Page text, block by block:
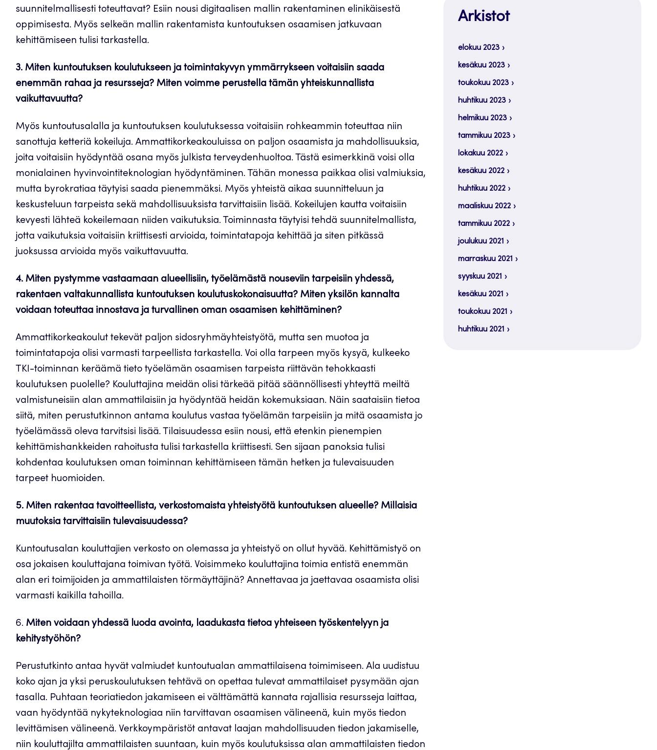
suunnitelmallisesti toteuttavat? Esiin nousi digitaalisen mallin rakentaminen elinikäisestä
oppimisesta. Myös selkeän mallin rakentamista kuntoutuksen osaamisen jatkuvaan
kehittämiseen tulisi tarkastella.
3. Miten kuntoutuksen koulutukseen ja toimintakyvyn ymmärrykseen voitaisiin saada
enemmän rahaa ja resursseja? Miten voimme perustella tämän yhteiskunnallista
vaikuttavuutta?
Myös kuntoutusalalla ja kuntoutuksen koulutuksessa voitaisiin rohkeammin toteuttaa niin
sanottuja ketteriä kokeiluja. Ammattikorkeakouluissa on paljon osaamista ja mahdollisuuksia,
joita voitaisiin hyödyntää osana myös julkista terveydenhuoltoa. Tästä esimerkkinä voisi olla
monialainen hyvinvointiteknologian hyödyntäminen. Tähän monessa paikkaa olisi valmiuksia,
mutta byrokratiaa täytyisi saada pienemmäksi. Myös yhteistä aikaa suunnitteluun ja
keskusteluun tarpeista sekä mahdollisuuksista tarvittaisiin lisää. Kokeilujen kautta voitaisiin
kevyesti lähteä kokeilemaan niiden vaikutuksia. Toiminnasta täytyisi tehdä suunnitelmallista,
jotta vaikutuksia voitaisiin kriittisesti arvioida, toimintatapoja kehittää ja siten pitkässä
juoksussa arvioida myös vaikuttavuutta.
4. Miten pystymme vastaamaan alueellisiin, työelämästä nouseviin tarpeisiin yhdessä,
rakentaen valtakunnallista kuntoutuksen koulutuskokonaisuutta? Miten yksilön kannalta
voidaan toteuttaa innostava ja turvallinen oman osaamisen kehittäminen?
Ammattikorkeakoulut tekevät paljon sidosryhmäyhteistyötä, mutta sen muotoa ja
toimintatapoja olisi varmasti tarpeellista tarkastella. Voi olla tarpeen myös kysyä, kulkeeko
TKI-toiminnan keräämä tieto työelämän osaamisen tarpeista riittävän tehokkaasti
koulutuksen puolelle? Kouluttajina meidän olisi tärkeää pitää säännöllisesti yhteyttä meiltä
valmistuneisiin alan ammattilaisiin ja hyödyntää heidän kokemuksiaan. Näin saataisiin tietoa
siitä, miten perustutkinnon antama koulutus vastaa työelämän tarpeisiin ja mitä osaamista jo
työelämässä oleva tarvitsisi lisää. Tilaisuudessa esiin nousi, että etenkin pienempien
kehittämishankkeiden rahoitusta tulisi tarkastella kriittisesti. Sen sijaan panoksia tulisi
kohdentaa koulutuksen oman toiminnan kehittämiseen tämän hetken ja tulevaisuuden
tarpeet huomioiden.
5. Miten rakentaa tavoitteellista, verkostomaista yhteistyötä kuntoutuksen alueelle? Millaisia
muutoksia tarvittaisiin tulevaisuudessa?
Kuntoutusalan kouluttajien verkosto on olemassa ja yhteistyö on ollut hyvää. Kehittämistyö on
osa jokaisen kouluttajana toimivan työtä. Voisimmeko kouluttajina toimia entistä enemmän
alan eri toimijoiden ja ammattilaisten törmäyttäjinä? Annettavaa ja jaettavaa osaamista olisi
varmasti kaikilla tahoilla.
6. Miten voidaan yhdessä luoda avointa, laadukasta tietoa yhteiseen työskentelyyn ja
kehitystyöhön?
Perustutkinto antaa hyvät valmiudet kuntoutualan ammattilaisena toimimiseen. Ala uudistuu
koko ajan ja yksi peruskoulutuksen tehtävä on opettaa tulevat ammattilaiset pysymään ajan
tasalla. Puhtaan teoriatiedon jakamiseen ei välttämättä kannata rajallisia resursseja laittaa,
vaan hyödyntää nykyteknologiaa niin tarvittavan osaamisen välineenä, kuin myös tiedon
levittämisen välineenä. Verkkoympäristöt antavat laajan mahdollisuuden tiedon jakamiselle,
niin kouluttajilta ammattilaisten suuntaan, kuin myös koulutuksissa alan ammattilaisten tiedon
Arkistot
elokuu 2023
kesäkuu 2023
toukokuu 2023
huhtikuu 2023
helmikuu 2023
tammikuu 2023
lokakuu 2022
kesäkuu 2022
huhtikuu 2022
maaliskuu 2022
tammikuu 2022
joulukuu 2021
marraskuu 2021
syyskuu 2021
kesäkuu 2021
toukokuu 2021
huhtikuu 2021